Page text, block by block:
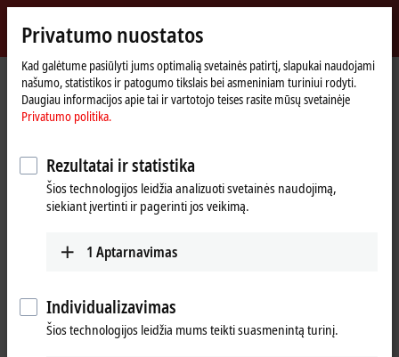
Beckhoff
-
New
Automation
Technology
Pradinis
puslapis
Įmonė Įmonė pasaulyje Türkiye Training
Training, Türkiye
Adresas ir kontaktai
Training
Beckhoff Otomasyon Ltd. Şti.
34768
Ümraniye İstanbul
Türkiye
Privatumo nuostatos
Kad galėtume pasiūlyti jums optimalią svetainės patirtį, slapukai naudojami
našumo, statistikos ir patogumo tikslais bei asmeniniam turiniui rodyti.
Daugiau informacijos apie tai ir vartotojo teises rasite mūsų svetainėje
Privatumo politika.
Rezultatai ir statistika
Šios technologijos leidžia analizuoti svetainės naudojimą,
siekiant įvertinti ir pagerinti jos veikimą.
1 Aptarnavimas
Individualizavimas
Šios technologijos leidžia mums teikti suasmenintą turinį.